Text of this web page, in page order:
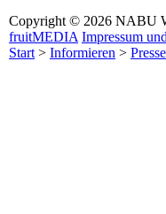
Copyright © 2026 NABU
fruitMEDIA Impressum
Start> Informieren >